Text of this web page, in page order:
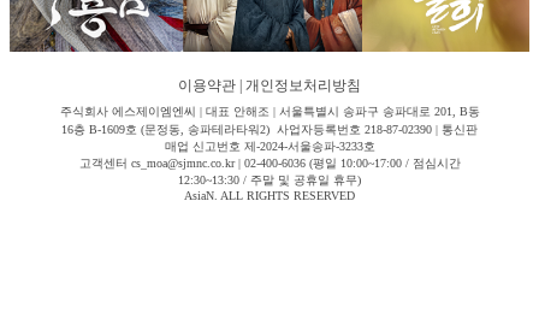
이용약관 개인정보처리방침
주식회사 에스제이엠엔씨 | 대표 안해조 | 서울특별시 송파구 송파대로 201, B동
16층 B-1609호 (문정동, 송파테라타워2) 사업자등록번호 218-87-02390 | 통신판
매업 신고번호 제-2024-서울송파-3233호
고객센터 cs_moa@sjmnc.co.kr | 02-400-6036 (평일 10:00~17:00 / 점심시간
12:30~13:30 / 주말 및 공휴일 휴무)
AsiaN. ALL RIGHTS RESERVED